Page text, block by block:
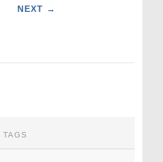
NEXT →
TAGS